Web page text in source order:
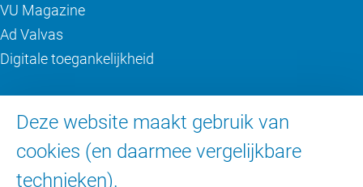
Deze website maakt gebruik van
cookies (en daarmee vergelijkbare
technieken).
VU Magazine
Ad Valvas
Digitale toegankelijkheid
Over de VU
Contact en route
Werken bij de VU